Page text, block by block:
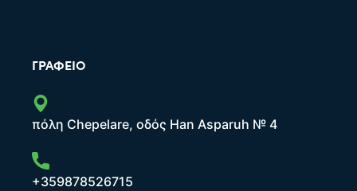
ΓΡΑΦΕΊΟ
πόλη Chepelare, οδός Han Asparuh № 4
+359878526715